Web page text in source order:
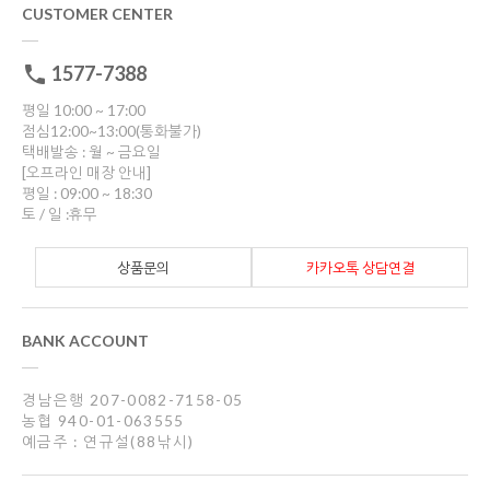
CUSTOMER CENTER
1577-7388
평일 10:00 ~ 17:00
점심12:00~13:00(통화불가)
택배발송 : 월 ~ 금요일
[오프라인 매장 안내]
평일 : 09:00 ~ 18:30
토 / 일 :휴무
카카오톡 상담연결
상품문의
BANK ACCOUNT
경남은행 207-0082-7158-05
농협 940-01-063555
예금주 : 연규설(88낚시)